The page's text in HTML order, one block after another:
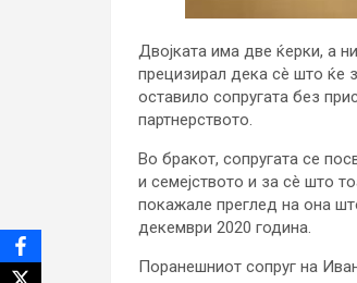
Двојката има две ќерки, а
прецизирал дека сè што ќе
оставило сопругата без
партнерството.
Во бракот, сопругата се
и семејството и за сè што
покажале преглед на она
декември 2020 година.
Поранешниот сопруг на